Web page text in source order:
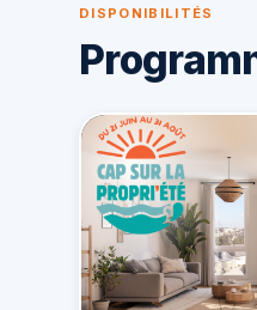
DISPONIBILITÉS